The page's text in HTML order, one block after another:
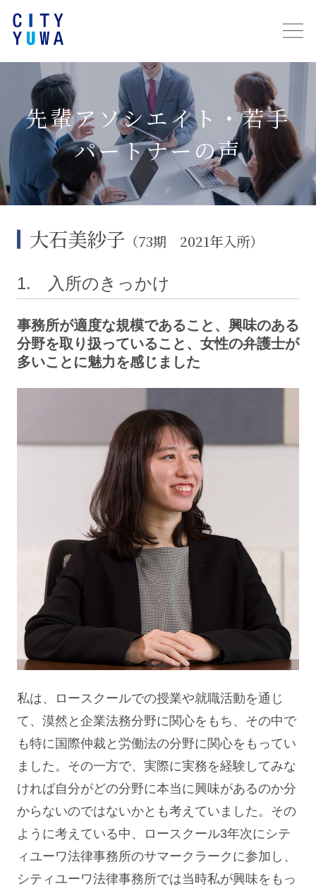
先輩アソシエイト・若手
パートナーの声
大石美紗子（73期 2021年入所）
1. 入所のきっかけ
事務所が適度な規模であること、興味のある
分野を取り扱っていること、女性の弁護士が
多いことに魅力を感じました
私は、ロースクールでの授業や就職活動を通じ
て、漠然と企業法務分野に関心をもち、その中で
も特に国際仲裁と労働法の分野に関心をもってい
ました。その一方で、実際に実務を経験してみな
ければ自分がどの分野に本当に興味があるのか分
からないのではないかとも考えていました。その
ように考えている中、ロースクール3年次にシテ
ィユーワ法律事務所のサマークラークに参加し、
シティユーワ法律事務所では当時私が興味をもっ